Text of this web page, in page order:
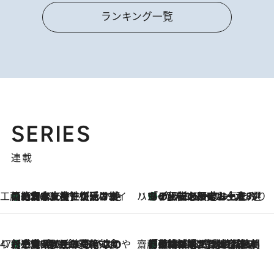
ランキング一覧
SERIES
連載
工藤まやのおもてなしハワイ
2026.8.6
【ハワイ土産】ローカルの絶大な支持で復活！ 絶品の幻クッキー《元ファンの日本人女性が受け継いだ名店》 ハワイ賢者 リサのお気に入りリスト2026.8.6
あの伝説の限定トートも！ リニューアルした「ディーン＆デルーカ ハワイ」で必須のお土産8選
47都道府県の手みやげ ひんやりスイーツで夏を満喫
2026.8.6
【三重県】この夏絶対食べたい 冷やしておいしいおやつ3選 お餅×アイスの新感覚スイーツ 齋藤 薫 美容脳ルネサンス
2026.8.6
「荷物が増えるほど旅ストレスは増す」美容ジャーナリストがたどり着いた最終結論。“化粧品を劇的に減らす”感動の凝縮美容とは